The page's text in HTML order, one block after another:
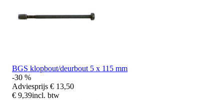
BGS klopbout/deurbout 5 x 115 mm
-30 %
Adviesprijs € 13,50
€ 9,39incl. btw